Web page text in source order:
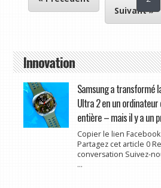
Suivant »
Innovation
Samsung a transformé
Ultra 2 en un
entière – mais il y a un
Copier le lien
Partagez cet article 0
conversation Suivez-
...